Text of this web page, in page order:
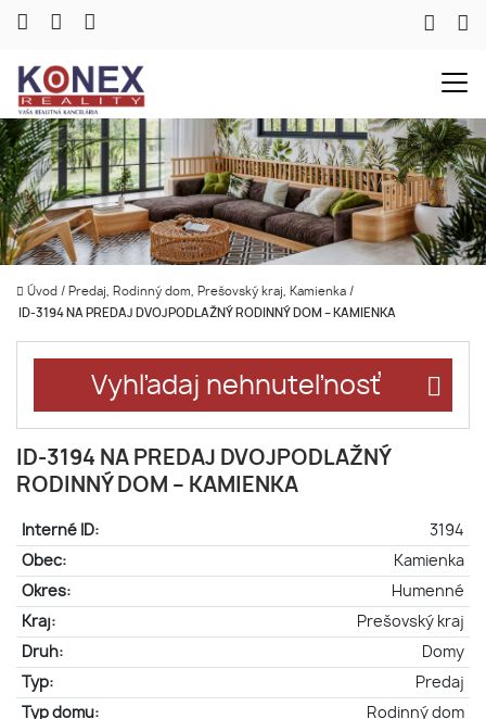
Úvod / Predaj, Rodinný dom, Prešovský kraj, Kamienka /
ID-3194 NA PREDAJ DVOJPODLAŽNÝ RODINNÝ DOM – KAMIENKA
Vyhľadaj nehnuteľnosť
ID-3194 NA PREDAJ DVOJPODLAŽNÝ
RODINNÝ DOM – KAMIENKA
Interné ID:
3194
Obec:
Kamienka
Okres:
Humenné
Kraj:
Prešovský kraj
Druh:
Domy
Typ:
Predaj
Typ domu:
Rodinný dom